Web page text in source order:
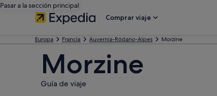
Pasar a la sección principal
Comprar viaje
Europa Francia Auvernia-Ródano-Alpes Morzine
Morzine
Guía de viaje